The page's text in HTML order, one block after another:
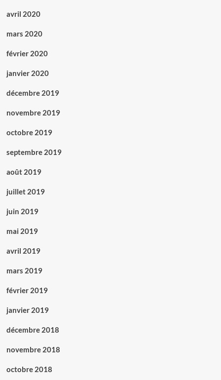
avril 2020
mars 2020
février 2020
janvier 2020
décembre 2019
novembre 2019
octobre 2019
septembre 2019
août 2019
juillet 2019
juin 2019
mai 2019
avril 2019
mars 2019
février 2019
janvier 2019
décembre 2018
novembre 2018
octobre 2018